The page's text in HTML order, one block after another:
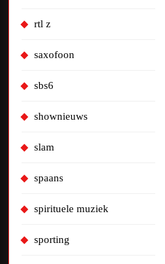
rtl z
saxofoon
sbs6
shownieuws
slam
spaans
spirituele muziek
sporting